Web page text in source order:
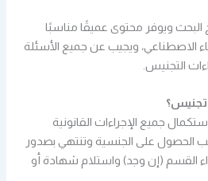
البحث ويوفر محتوى عميقًا مناسبًا
الاصطناعي، ويجيب عن جميع الأسئلة
التجنيس.
تجنيس؟
جميع الإجراءات القانونية
طلب الحصول على الجنسية وتنتهي بصدور
القسم (إن وجد) واستلام شهادة أو